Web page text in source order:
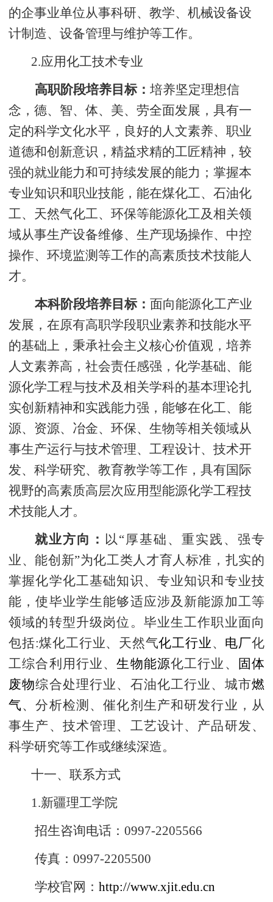
的企事业单位从事科研、教学、机械设备设
计制造、设备管理与维护等工作。
2.应用化工技术专业
高职阶段培养目标：培养坚定理想信
念，德、智、体、美、劳全面发展，具有一
定的科学文化水平，良好的人文素养、职业
道德和创新意识，精益求精的工匠精神，较
强的就业能力和可持续发展的能力；掌握本
专业知识和职业技能，能在煤化工、石油化
工、天然气化工、环保等能源化工及相关领
域从事生产设备维修、生产现场操作、中控
操作、环境监测等工作的高素质技术技能人
才。
本科阶段培养目标：面向能源化工产业
发展，在原有高职学段职业素养和技能水平
的基础上，秉承社会主义核心价值观，培养
人文素养高，社会责任感强，化学基础、能
源化学工程与技术及相关学科的基本理论扎
实创新精神和实践能力强，能够在化工、能
源、资源、冶金、环保、生物等相关领域从
事生产运行与技术管理、工程设计、技术开
发、科学研究、教育教学等工作，具有国际
视野的高素质高层次应用型能源化学工程技
术技能人才。
就业方向： 以“厚基础、重实践、强专
业、能创新”为化工类人才育人标准，扎实的
掌握化学化工基础知识、专业知识和专业技
能，使毕业学生能够适应涉及新能源加工等
领域的转型升级岗位。毕业生工作职业面向
包括:煤化工行业、天然气化工行业、 电厂化
工综合利用行业、生物能源化工行业、
固体
废物综合处理行业、石油化工行业、城市燃
气、分析检测、催化剂生产和研发行业，从
事生产、技术管理、工艺设计、产品研发、
科学研究等工作或继续深造。
十一、联系方式
1.新疆理工学院
招生咨询电话：0997-2205566
传真：0997-2205500
学校官网：http://www.xjit.edu.cn